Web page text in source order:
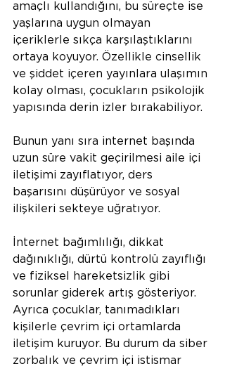
amaçlı kullandığını, bu süreçte ise
yaşlarına uygun olmayan
içeriklerle sıkça karşılaştıklarını
ortaya koyuyor. Özellikle cinsellik
ve şiddet içeren yayınlara ulaşımın
kolay olması, çocukların psikolojik
yapısında derin izler bırakabiliyor.
Bunun yanı sıra internet başında
uzun süre vakit geçirilmesi aile içi
iletişimi zayıflatıyor, ders
başarısını düşürüyor ve sosyal
ilişkileri sekteye uğratıyor.
İnternet bağımlılığı, dikkat
dağınıklığı, dürtü kontrolü zayıflığı
ve fiziksel hareketsizlik gibi
sorunlar giderek artış gösteriyor.
Ayrıca çocuklar, tanımadıkları
kişilerle çevrim içi ortamlarda
iletişim kuruyor. Bu durum da siber
zorbalık ve çevrim içi istismar